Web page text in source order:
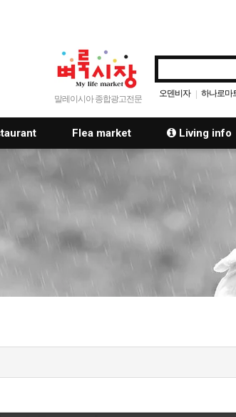
말레이시아 종합광고전문
오덴비자 | 하나로마
Flea market Living info